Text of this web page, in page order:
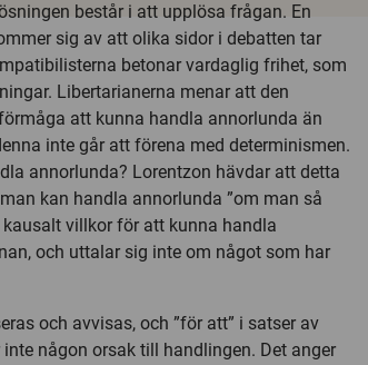
består i att upplösa frågan. En
sig av att olika sidor i debatten tar
betonar vardaglig frihet, som
Libertarianerna menar att den
att kunna handla annorlunda än
inte går att förena med determinismen.
annorlunda? Lorentzon hävdar att detta
kan handla annorlunda ”om man så
villkor för att kunna handla
och uttalar sig inte om något som har
och avvisas, och ”för att” i satser av
någon orsak till handlingen. Det anger